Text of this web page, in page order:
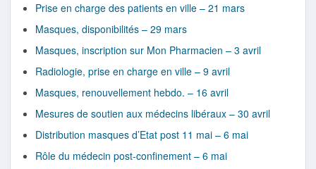
Prise en charge des patients en ville – 21 mars
Masques, disponibilités – 29 mars
Masques, inscription sur Mon Pharmacien – 3 avril
Radiologie, prise en charge en ville – 9 avril
Masques, renouvellement hebdo. – 16 avril
Mesures de soutien aux médecins libéraux – 30 avril
Distribution masques d’Etat post 11 mai – 6 mai
Rôle du médecin post-confinement – 6 mai